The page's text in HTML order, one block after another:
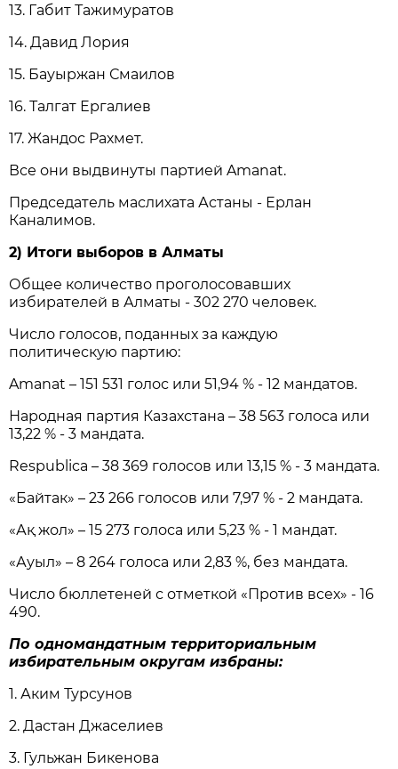
13. Габит Тажимуратов
14. Давид Лория
15. Бауыржан Смаилов
16. Талгат Ергалиев
17. Жандос Рахмет.
Все они выдвинуты партией Amanat.
Председатель маслихата Астаны - Ерлан
Каналимов.
2) Итоги выборов в Алматы
Общее количество проголосовавших
избирателей в Алматы - 302 270 человек.
Число голосов, поданных за каждую
политическую партию:
Amanat – 151 531 голос или 51,94 % - 12 мандатов.
Народная партия Казахстана – 38 563 голоса или
13,22 % - 3 мандата.
Respublica – 38 369 голосов или 13,15 % - 3 мандата.
«Байтак» – 23 266 голосов или 7,97 % - 2 мандата.
«Ақ жол» – 15 273 голоса или 5,23 % - 1 мандат.
«Ауыл» – 8 264 голоса или 2,83 %, без мандата.
Число бюллетеней с отметкой «Против всех» - 16
490.
По одномандатным территориальным
избирательным округам избраны:
1. Аким Турсунов
2. Дастан Джаселиев
3. Гульжан Бикенова